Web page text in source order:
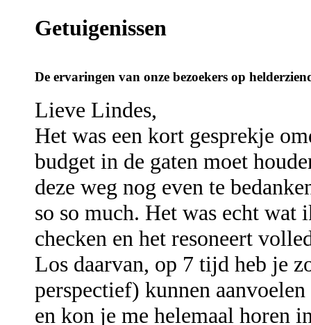
Getuigenissen
De ervaringen van onze bezoekers op
Lieve Lindes,
Het was een kort gesprekje
budget in de gaten moet
deze weg nog even te
so so much. Het was echt wat
checken en het resoneert
Los daarvan, op 7 tijd heb je
perspectief) kunnen
en kon je me helemaal horen